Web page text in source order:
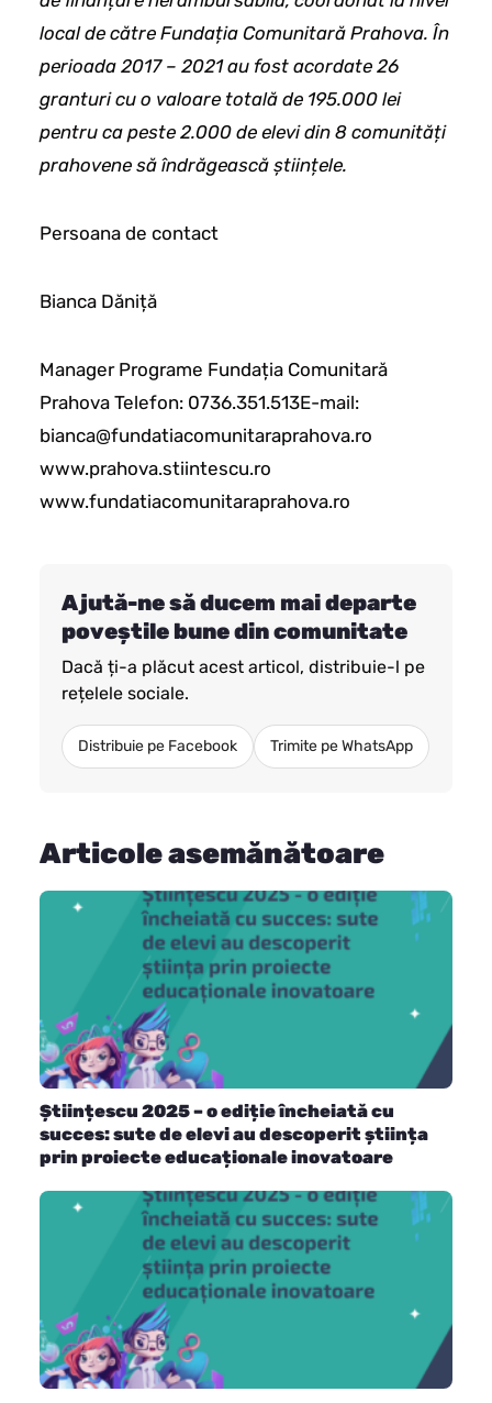
local de către Fundația Comunitară Prahova. În
perioada 2017 – 2021 au fost acordate 26
granturi cu o valoare totală de 195.000 lei
pentru ca peste 2.000 de elevi din 8 comunități
prahovene să îndrăgească științele.
Persoana de contact
Bianca Dăniță
Manager Programe Fundația Comunitară
Prahova Telefon: 0736.351.513E-mail:
bianca@fundatiacomunitaraprahova.ro
www.prahova.stiintescu.ro
www.fundatiacomunitaraprahova.ro
Ajută-ne să ducem mai departe
poveștile bune din comunitate
Dacă ți-a plăcut acest articol, distribuie-l pe
rețelele sociale.
Distribuie pe Facebook Trimite pe WhatsApp
Articole asemănătoare
Științescu 2025 – o ediție încheiată cu
succes: sute de elevi au descoperit știința
prin proiecte educaționale inovatoare